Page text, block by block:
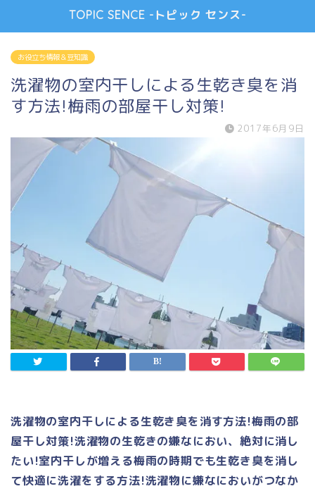
TOPIC SENCE -トピック センス-
お役立ち情報＆豆知識
洗濯物の室内干しによる生乾き臭を消
す方法!梅雨の部屋干し対策!
2017年6月9日
洗濯物の室内干しによる生乾き臭を消す方法!梅雨の部
屋干し対策!洗濯物の生乾きの嫌なにおい、絶対に消し
たい!室内干しが増える梅雨の時期でも生乾き臭を消し
て快適に洗濯をする方法!洗濯物に嫌なにおいがつなか